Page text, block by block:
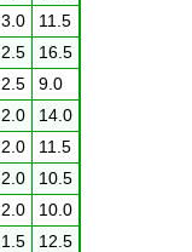
3.0
11.5
2.5
16.5
2.5
9.0
2.0
14.0
2.0
11.5
2.0
10.5
2.0
10.0
1.5
12.5